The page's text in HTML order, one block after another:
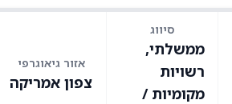
סיווג
ממשלתי,
רשויות
מקומיות /
אזור גיאוגרפי
צפון אמריקה